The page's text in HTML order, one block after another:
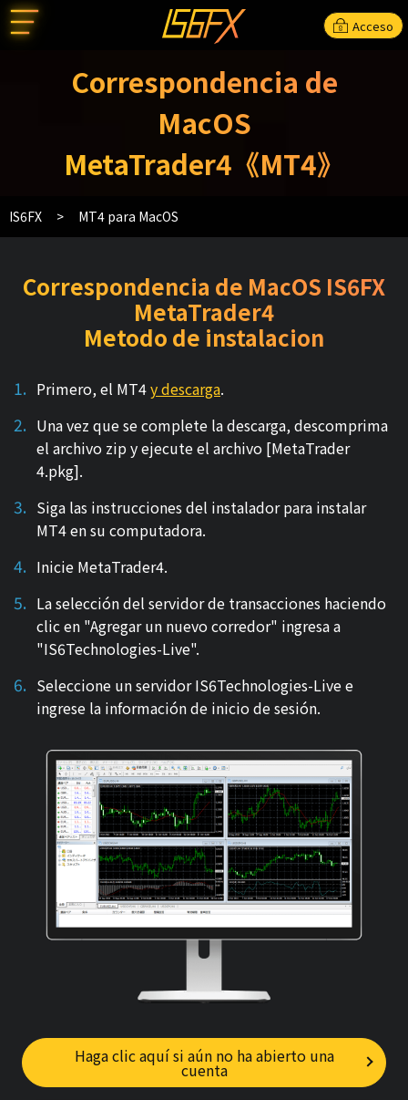
Acceso
Correspondencia de
MacOS
MetaTrader4《MT4》
IS6FX MT4 para MacOS
Correspondencia de MacOS IS6FX
MetaTrader4
Metodo de instalacion
Primero, el MT4y descarga.
Una vez que se complete la descarga, descomprima
el archivo zip y ejecute el archivo [MetaTrader
4.pkg].
Siga las instrucciones del instalador para instalar
MT4 en su computadora.
Inicie MetaTrader4.
La selección del servidor de transacciones haciendo
clic en "Agregar un nuevo corredor" ingresa a
"IS6Technologies-Live".
Seleccione un servidor IS6Technologies-Live e
ingrese la información de inicio de sesión.
Haga clic aquí si aún no ha abierto una
cuenta